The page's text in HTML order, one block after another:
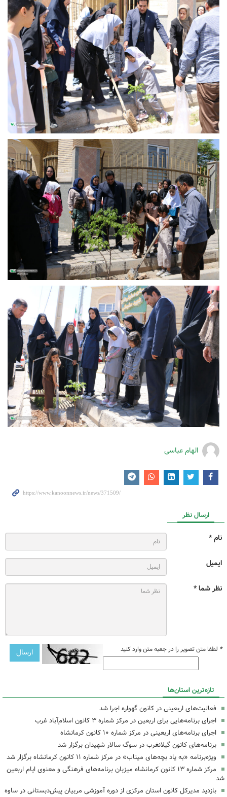
الهام عباسی
ارسال نظر
نام *
ایمیل
نظر شما *
* لطفا متن تصویر را در جعبه متن وارد کنید
تازه‌ترین استان‌ها
فعالیت‌های اربعینی در کانون گهواره اجرا شد
اجرای برنامه‌هایی برای اربعین در مرکز شماره ۳ کانون اسلام‌آباد غرب
اجرای برنامه‌های اربعینی در مرکز شماره ۱۰ کانون کرمانشاه
برنامه‌های کانون گیلانغرب در سوگ سالار شهیدان برگزار شد
ویژه‌برنامه «به یاد بچه‌های میناب» در مرکز شماره ۱۱ کانون کرمانشاه برگزار شد
مرکز شماره ۱۳ کانون کرمانشاه میزبان برنامه‌های فرهنگی و معنوی ایام اربعین
شد
بازدید مدیرکل کانون استان مرکزی از دوره آموزشی مربیان پیش‌دبستانی در ساوه